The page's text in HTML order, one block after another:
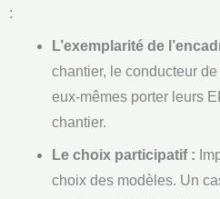
:
L’exemplarité de
chantier, le conducteur
eux-mêmes porter leurs
chantier.
Le choix participatif :
choix des modèles. Un